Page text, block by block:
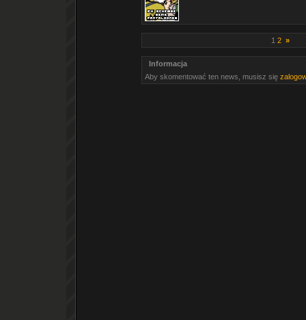
1 2 »
Informacja
Aby skomentować ten news, musisz się